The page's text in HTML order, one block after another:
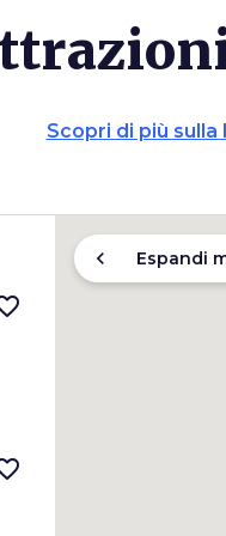
Scopri di più sulla
chevron_left Espandi